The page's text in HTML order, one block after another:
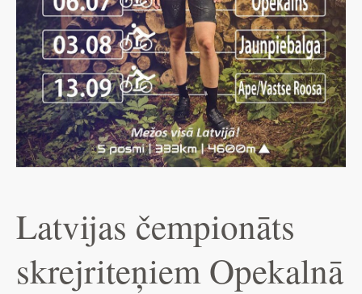
Latvijas čempionāts
skrejriteņiem Opekalnā